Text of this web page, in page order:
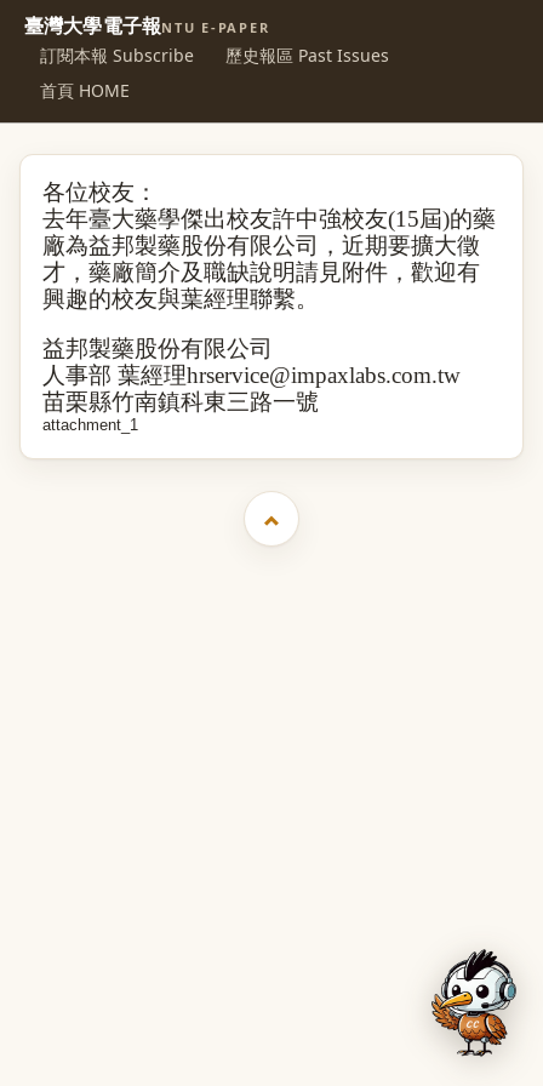
臺灣大學電子報NTU E-PAPER
訂閱本報 Subscribe
歷史報區 Past Issues
首頁 HOME
各位校友：
去年臺大藥學傑出校友許中強校友(15屆)的藥
廠為益邦製藥股份有限公司 ，近期要擴大徵
才，藥廠簡介及職缺說明請見附件 ， 歡迎有
興趣的校友與葉經理聯繫。
益邦製藥股份有限公司
人事部 葉經理hrservice@impaxlabs.com.tw
苗栗縣竹南鎮科東三路一號
attachment_1